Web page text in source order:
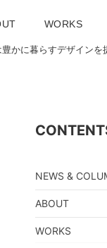
WORKS
かに暮らすデザイン
NEWS &
ABOUT
WORKS